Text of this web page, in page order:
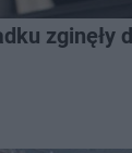
zginęły